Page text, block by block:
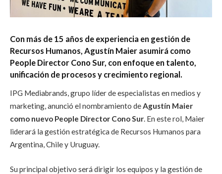
Con más de 15 años de experiencia en gestión de
Recursos Humanos, Agustín Maier asumirá como
People Director Cono Sur, con enfoque en talento,
unificación de procesos y crecimiento regional.
IPG Mediabrands, grupo líder de especialistas en medios y
marketing, anunció el nombramiento deAgustín Maier
como nuevo People Director Cono Sur. En este rol, Maier
liderará la gestión estratégica de Recursos Humanos para
Argentina, Chile y Uruguay.
Su principal objetivo será dirigir los equipos y la gestión de